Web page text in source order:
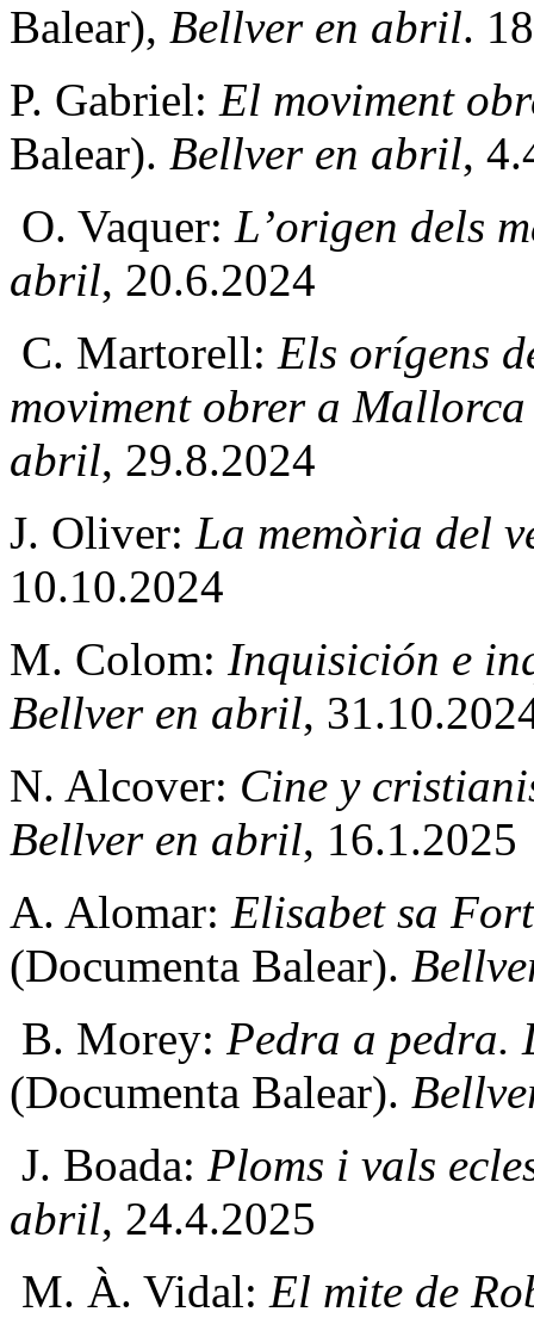
Balear), Bellver en abril.
P. Gabriel: El moviment
Balear). Bellver en abril,
O. Vaquer: L’origen dels
abril, 20.6.2024
C. Martorell: Els orígens
moviment obrer a Mallorca
abril, 29.8.2024
J. Oliver: La memòria del
10.10.2024
M. Colom: Inquisición e
Bellver en abril,
N. Alcover: Cine y
Bellver en abril, 16.1.2025
A. Alomar: Elisabet sa
(Documenta Balear).
B. Morey: Pedra a pedra.
(Documenta Balear).
J. Boada: Ploms i vals
abril, 24.4.2025
M. À. Vidal: El mite de